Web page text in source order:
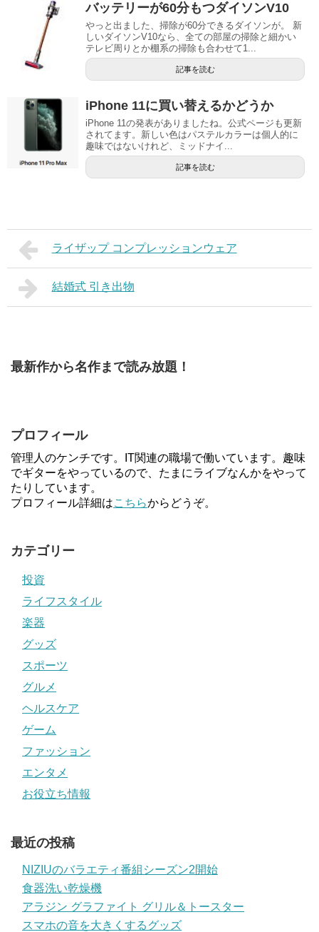
バッテリーが60分もつダイソンV10
やっと出ました、掃除が60分できるダイソンが。 新
しいダイソンV10なら、全ての部屋の掃除と細かい
テレビ周りとか棚系の掃除も合わせて1...
記事を読む
iPhone 11に買い替えるかどうか
iPhone 11の発表がありましたね。公式ページも更新
されてます。新しい色はパステルカラーは個人的に
趣味ではないけれど、ミッドナイ...
記事を読む
ライザップ コンプレッションウェア
結婚式 引き出物
最新作から名作まで読み放題！
プロフィール
管理人のケンチです。IT関連の職場で働いています。趣味
でギターをやっているので、たまにライブなんかをやって
たりしています。
プロフィール詳細はこちらからどうぞ。
カテゴリー
投資
ライフスタイル
楽器
グッズ
スポーツ
グルメ
ヘルスケア
ゲーム
ファッション
エンタメ
お役立ち情報
最近の投稿
NIZIUのバラエティ番組シーズン2開始
食器洗い乾燥機
アラジン グラファイト グリル＆トースター
スマホの音を大きくするグッズ